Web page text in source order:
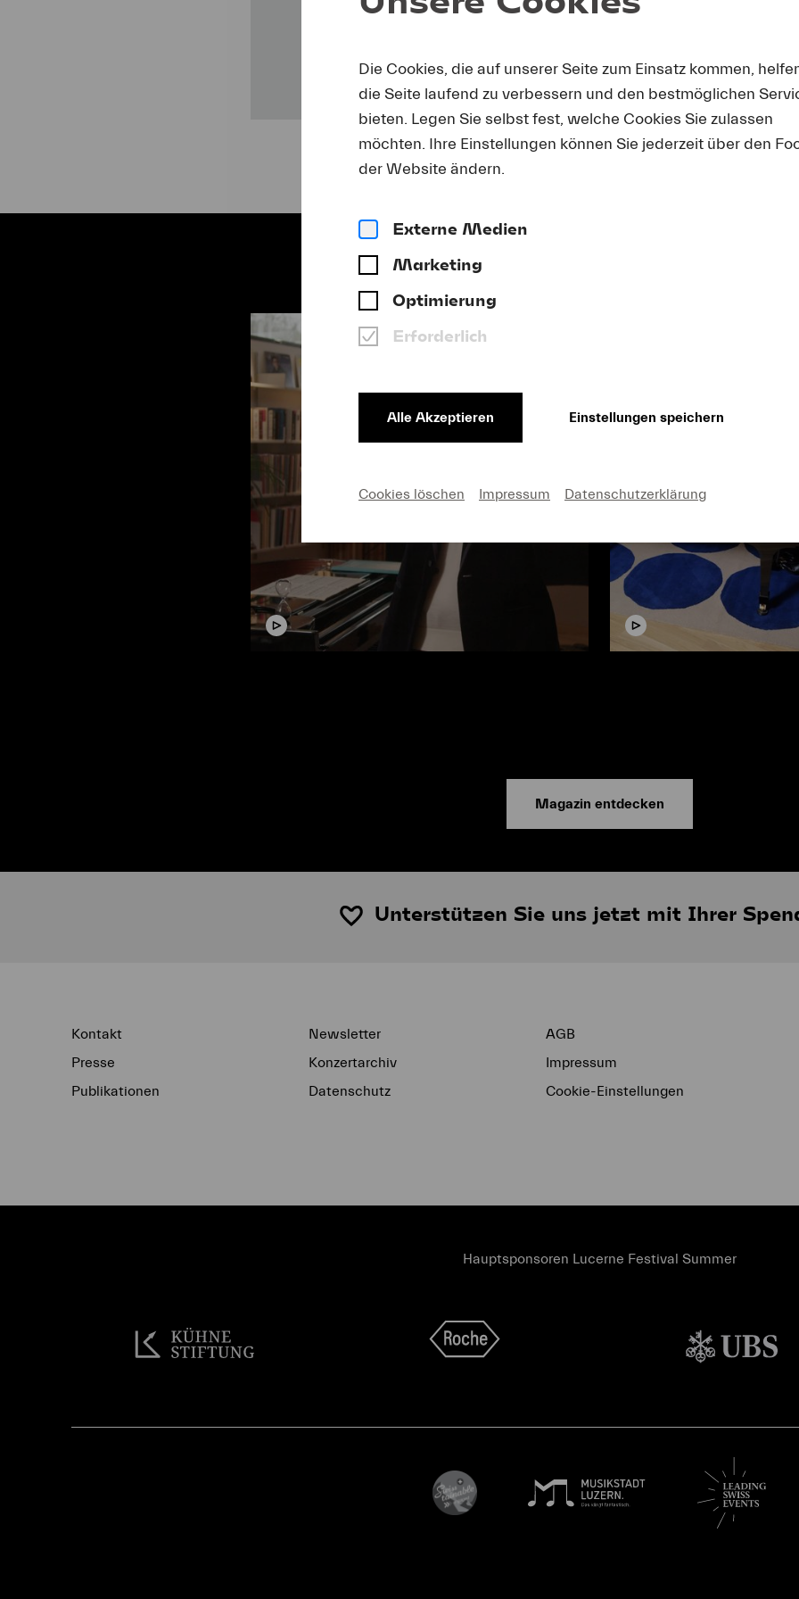
Magazin entdecken
Unterstützen Sie uns jetzt mit Ihrer
Kontakt
Presse
Publikationen
Newsletter
Konzertarchiv
Datenschutz
AGB
Impressum
Cookie-Einstellungen
Hauptsponsoren Lucerne Festival Summer
Die Cookies, die auf unserer Seite zum Einsatz kommen,
die Seite laufend zu verbessern und den bestmöglichen
bieten. Legen Sie selbst fest, welche Cookies Sie zulassen
möchten. Ihre Einstellungen können Sie jederzeit über den
der Website ändern.
Externe Medien
Marketing
Optimierung
Erforderlich
Alle Akzeptieren Einstellungen speichern
Cookies löschen Impressum Datenschutzerklärung